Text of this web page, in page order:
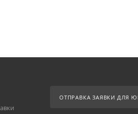
ОТПРАВКА ЗАЯВКИ ДЛЯ